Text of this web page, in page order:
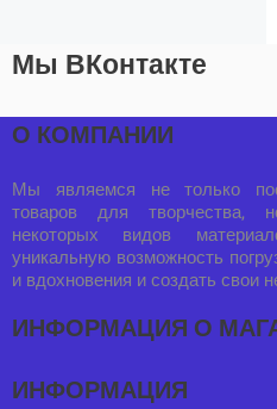
Мы ВКонтакте
О КОМПАНИИ
Мы являемся не только
товаров для творчества,
некоторых видов
уникальную возможность
и вдохновения и создать свои
ИНФОРМАЦИЯ О
ИНФОРМАЦИЯ